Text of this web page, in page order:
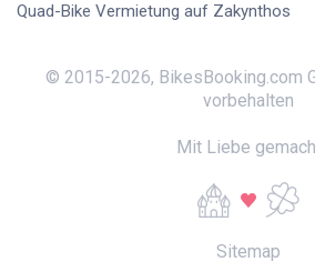
Quad-Bike Vermietung auf Zakynthos
© 2015-2026, BikesBooking.com
vorbehalten
Mit Liebe
Sitemap